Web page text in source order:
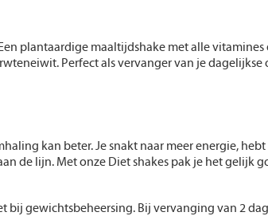
plantaardige maaltijdshake met alle vitamines
Perfect als vervanger van je dagelijkse
kan beter. Je snakt naar meer energie,
de lijn. Met onze Diet shakes pak je het gelijk
gewichtsbeheersing. Bij vervanging van 2